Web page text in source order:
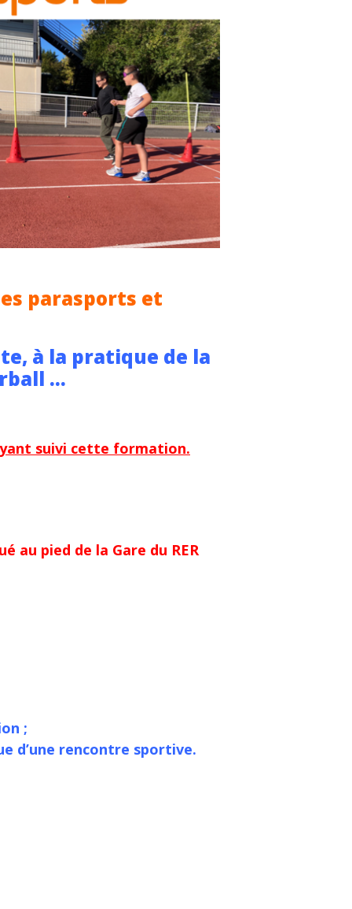
parasports et
à la pratique de la
…
suivi cette formation.
au pied de la Gare du RER
;
d’une rencontre sportive.